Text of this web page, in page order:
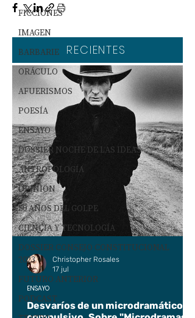
FICCIONES
IMAGEN
BARBARIE
ORÁCULO
AFUERISMOS
POESÍA
ENSAYO
DOSSIER NOCHE DE LAS IDEAS
ANTROPOLOGÍA
OPINIÓN
50 AÑOS DEL GOLPE
CIENCIA Y TECNOLOGÍA
DOSSIER CONSEJO CONSTITUCIONAL
2023
FUTURO ANTERIOR
PODCAST
RECIENTES
Desvaríos de un microdramático
ENSAYO
Christopher Rosales
17 jul